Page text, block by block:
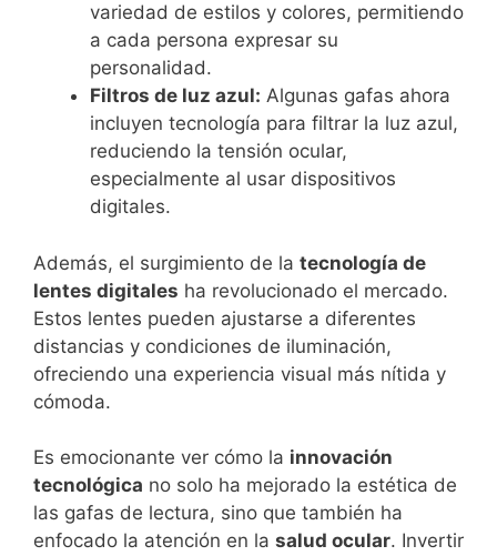
variedad de estilos y colores, permitiendo
a cada persona expresar su
personalidad.
Filtros de luz azul: Algunas gafas ahora
incluyen tecnología para filtrar la luz azul,
reduciendo la tensión ocular,
especialmente al usar dispositivos
digitales.
Además, el surgimiento de la tecnología de
lentes digitales ha revolucionado el mercado.
Estos lentes pueden ajustarse a diferentes
distancias y condiciones de iluminación,
ofreciendo una experiencia visual más nítida y
cómoda.
Es emocionante ver cómo la innovación
tecnológica no solo ha mejorado la estética de
las gafas de lectura, sino que también ha
enfocado la atención en la salud ocular. Invertir